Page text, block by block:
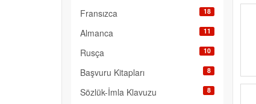
Fransızca 18
Almanca 11
Rusça 10
Başvuru Kitapları 8
Sözlük-İmla Klavuzu 8